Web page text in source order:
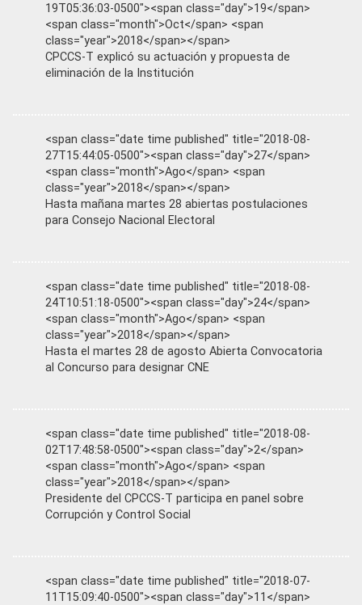
19T05:36:03-0500"><span class="day">19</span>
<span class="month">Oct</span> <span
class="year">2018</span></span>
CPCCS-T explicó su actuación y propuesta de
eliminación de la Institución
<span class="date time published" title="2018-08-
27T15:44:05-0500"><span class="day">27</span>
<span class="month">Ago</span> <span
class="year">2018</span></span>
Hasta mañana martes 28 abiertas postulaciones
para Consejo Nacional Electoral
<span class="date time published" title="2018-08-
24T10:51:18-0500"><span class="day">24</span>
<span class="month">Ago</span> <span
class="year">2018</span></span>
Hasta el martes 28 de agosto Abierta Convocatoria
al Concurso para designar CNE
<span class="date time published" title="2018-08-
02T17:48:58-0500"><span class="day">2</span>
<span class="month">Ago</span> <span
class="year">2018</span></span>
Presidente del CPCCS-T participa en panel sobre
Corrupción y Control Social
<span class="date time published" title="2018-07-
11T15:09:40-0500"><span class="day">11</span>